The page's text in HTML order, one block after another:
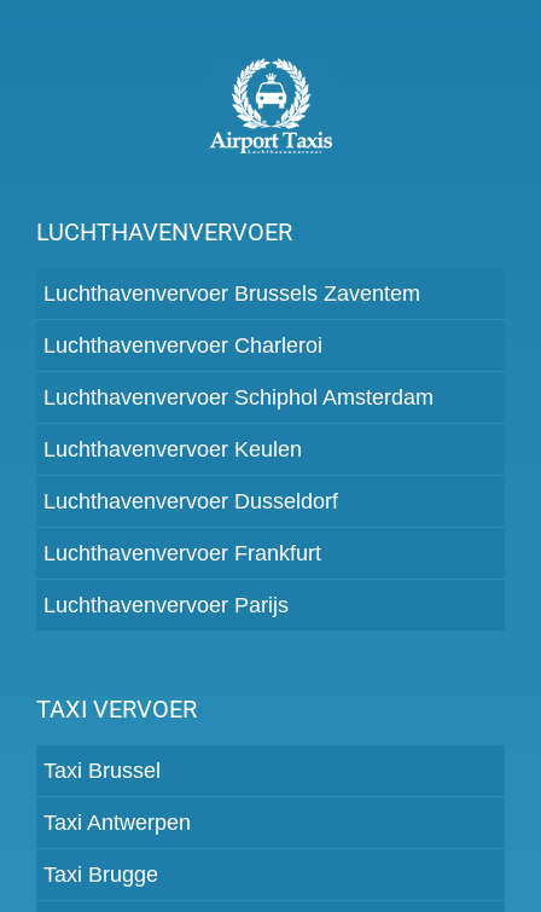
LUCHTHAVENVERVOER
Luchthavenvervoer Brussels Zaventem
Luchthavenvervoer Charleroi
Luchthavenvervoer Schiphol Amsterdam
Luchthavenvervoer Keulen
Luchthavenvervoer Dusseldorf
Luchthavenvervoer Frankfurt
Luchthavenvervoer Parijs
TAXI VERVOER
Taxi Brussel
Taxi Antwerpen
Taxi Brugge